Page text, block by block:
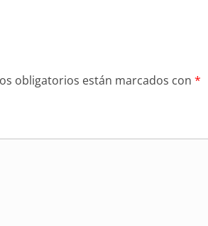
obligatorios están marcados con *